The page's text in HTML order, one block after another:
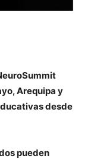
Arequipa y
desde
pueden